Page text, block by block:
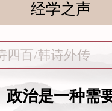
经学之声
四百/韩诗外传
政治是一种需